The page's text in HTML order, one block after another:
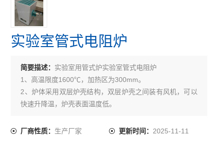
实验室管式电阻炉
简要描述： 实验室用管式炉实验室管式电阻炉
1、高温限度1600℃，加热区为300mm。
2、炉体采用双层炉壳结构，双层炉壳之间装有风机，可以
快速升降温，炉壳表面温度低。
密封。
厂商性质： 生产厂家 更新时间： 2025-11-11